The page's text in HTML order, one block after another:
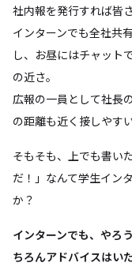
社内報を発行すれば皆
インターンでも全社共
し、お昼にはチャット
の近さ。
広報の一員として社長
の距離も近く接しやす
そもそも、上でも書い
だ！」なんて学生イン
か？
インターンでも、やろ
ちろんアドバイスはい